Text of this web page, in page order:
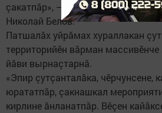
çакатпăр», – тесе палăртнă
Николай Белов.
Патшалăх уйрăмах хураллакан
территорийӗн вăрман
йăви вырнаçтарнă.
«Эпир çутçанталăка, чӗрчунсене,
юрататпăр, çакнашкал
кирлине ăнланатпăр. Вӗçен